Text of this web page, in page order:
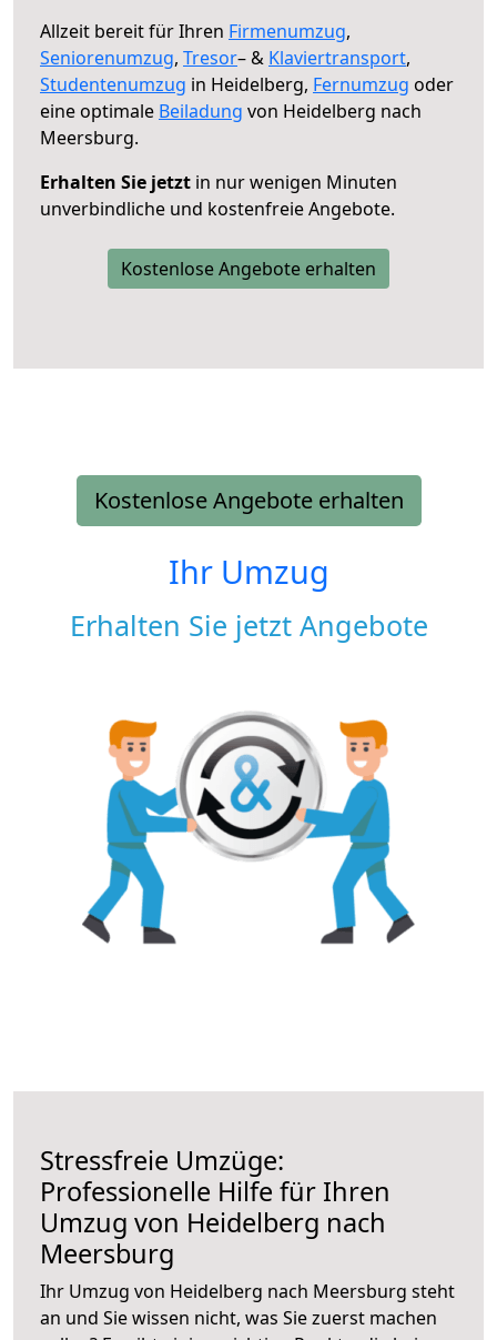
Allzeit bereit für Ihren Firmenumzug,
Seniorenumzug, Tresor– & Klaviertransport,
Studentenumzug in Heidelberg, Fernumzug oder
eine optimale Beiladung von Heidelberg nach
Meersburg.
Erhalten Sie jetzt in nur wenigen Minuten
unverbindliche und kostenfreie Angebote.
Kostenlose Angebote erhalten
Kostenlose Angebote erhalten
Ihr Umzug
Erhalten Sie jetzt Angebote
Stressfreie Umzüge:
Professionelle Hilfe für Ihren
Umzug von Heidelberg nach
Meersburg
Ihr Umzug von Heidelberg nach Meersburg steht
an und Sie wissen nicht, was Sie zuerst machen